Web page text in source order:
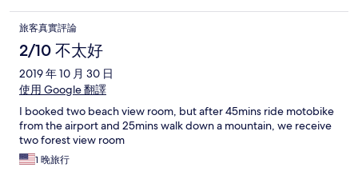
those you DONT want to see, like rats) appear during the night
outside the Bubble. This is not the hotels fault at all since the
place is open and animals will come, and they can’t come into
the Bubble. Just see it as an authentic experience. My only very
humble complaints is that it’s advertised as an adults-only place,
and my neighbour had a small child which ofc makes noice like
children do and the bubbles aren’t soundproof. The staff told
me it was an exception, but either you are an adults-only hotel
or you are family friendly. There shouldn’t be any in betweens.
Also bring your own shampoo!! But other than that, I would
recommend staying here to everyone and would come back in a
heartbeat.
旅客真實評論
2/10 不太好
2019 年 10 月 30 日
使用 Google 翻譯
I booked two beach view room, but after 45mins ride motobike
from the airport and 25mins walk down a mountain, we receive
two forest view room
1 晚旅行